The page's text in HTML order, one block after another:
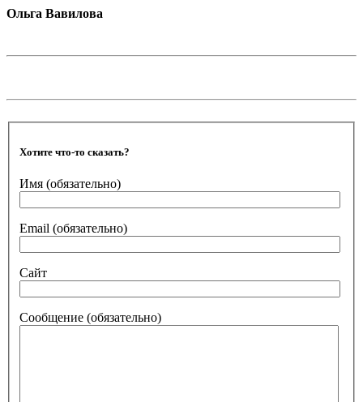
Ольга Вавилова
Хотите что-то сказать?
Имя (обязательно)
Email (обязательно)
Сайт
Сообщение (обязательно)